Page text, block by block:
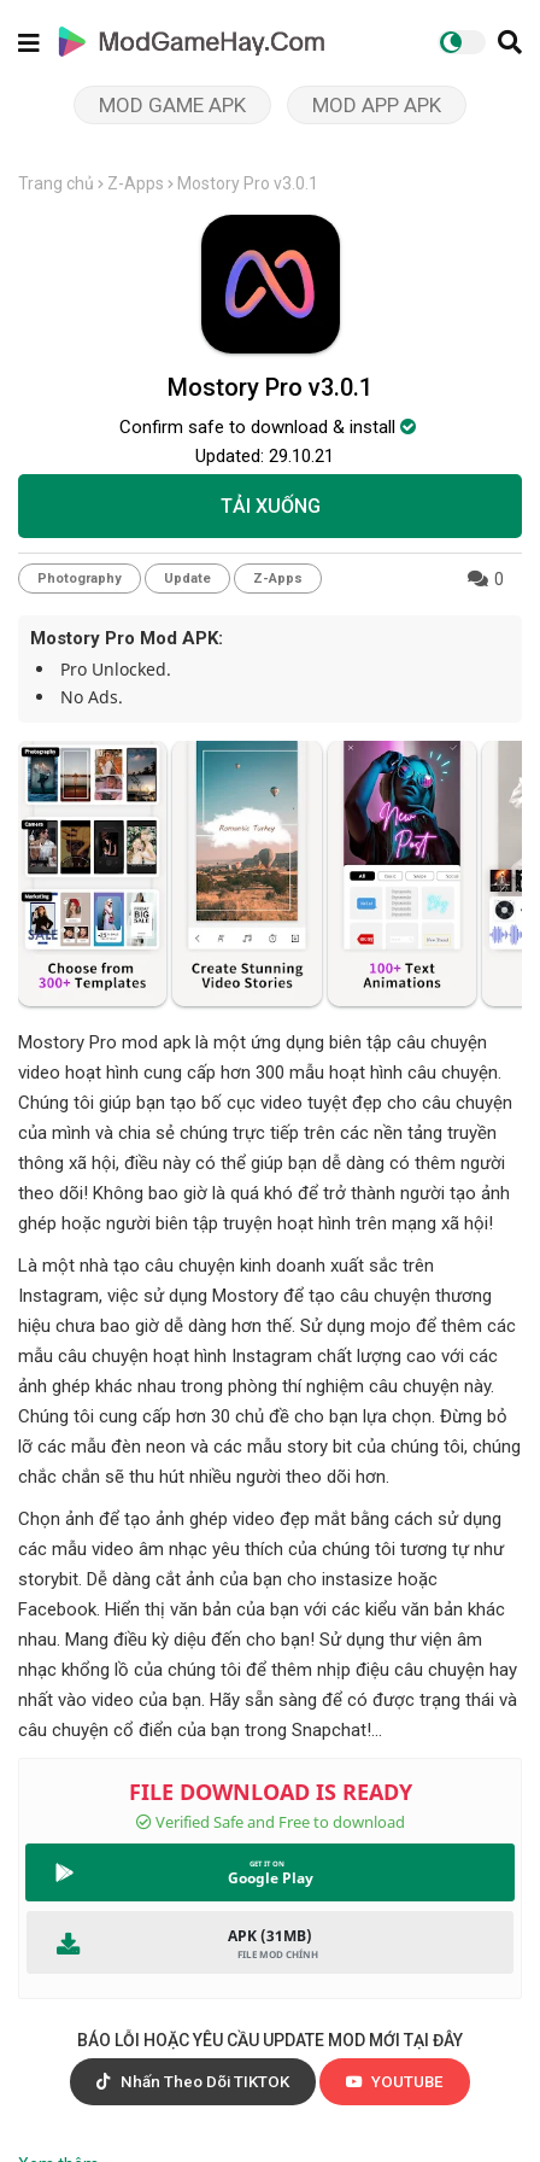
MOD GAME APK MOD APP APK
Trang chủ Z-Apps Mostory Pro v3.0.1
Mostory Pro v3.0.1
Confirm safe to download & install
Updated: 29.10.21
TẢI XUỐNG
Photography Update Z-Apps 0
Mostory Pro Mod APK:
Pro Unlocked.
No Ads.
Mostory Pro mod apk là một ứng dụng biên tập câu chuyện
video hoạt hình cung cấp hơn 300 mẫu hoạt hình câu chuyện.
Chúng tôi giúp bạn tạo bố cục video tuyệt đẹp cho câu chuyện
của mình và chia sẻ chúng trực tiếp trên các nền tảng truyền
thông xã hội, điều này có thể giúp bạn dễ dàng có thêm người
theo dõi! Không bao giờ là quá khó để trở thành người tạo ảnh
ghép hoặc người biên tập truyện hoạt hình trên mạng xã hội!
Là một nhà tạo câu chuyện kinh doanh xuất sắc trên
Instagram, việc sử dụng Mostory để tạo câu chuyện thương
hiệu chưa bao giờ dễ dàng hơn thế. Sử dụng mojo để thêm các
mẫu câu chuyện hoạt hình Instagram chất lượng cao với các
ảnh ghép khác nhau trong phòng thí nghiệm câu chuyện này.
Chúng tôi cung cấp hơn 30 chủ đề cho bạn lựa chọn. Đừng bỏ
lỡ các mẫu đèn neon và các mẫu story bit của chúng tôi, chúng
chắc chắn sẽ thu hút nhiều người theo dõi hơn.
Chọn ảnh để tạo ảnh ghép video đẹp mắt bằng cách sử dụng
các mẫu video âm nhạc yêu thích của chúng tôi tương tự như
storybit. Dễ dàng cắt ảnh của bạn cho instasize hoặc
Facebook. Hiển thị văn bản của bạn với các kiểu văn bản khác
nhau. Mang điều kỳ diệu đến cho bạn! Sử dụng thư viện âm
nhạc khổng lồ của chúng tôi để thêm nhịp điệu câu chuyện hay
nhất vào video của bạn. Hãy sẵn sàng để có được trạng thái và
câu chuyện cổ điển của bạn trong Snapchat!...
Google Play
APK (31MB)
BÁO LỖI HOẶC YÊU CẦU UPDATE MOD MỚI TẠI ĐÂY
Nhấn Theo Dõi TIKTOK YOUTUBE